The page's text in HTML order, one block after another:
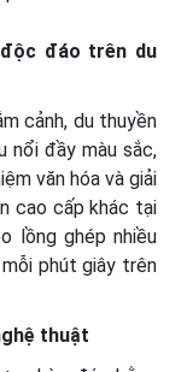
đáo trên du
cảnh, du thuyền
nổi đầy màu sắc,
văn hóa và giải
cao cấp khác tại
lồng ghép nhiều
phút giây trên
thuật